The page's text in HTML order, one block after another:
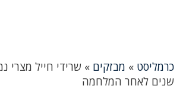
כרמליסט » מבזקים »
שנים לאחר המלחמה